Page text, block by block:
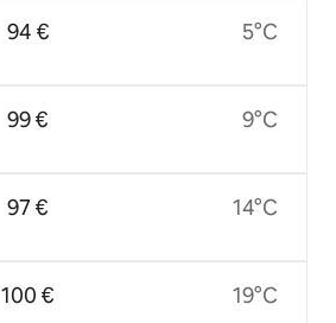
94 €
99 €
97 €
100 €
5°C
9°C
14°C
19°C